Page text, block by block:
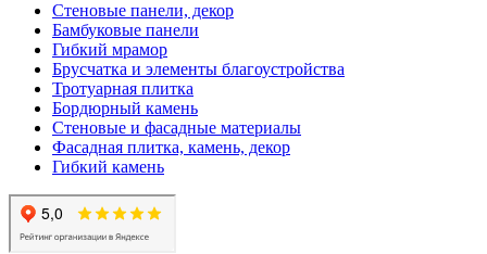
Стеновые панели, декор
Бамбуковые панели
Гибкий мрамор
Брусчатка и элементы благоустройства
Тротуарная плитка
Бордюрный камень
Стеновые и фасадные материалы
Фасадная плитка, камень, декор
Гибкий камень